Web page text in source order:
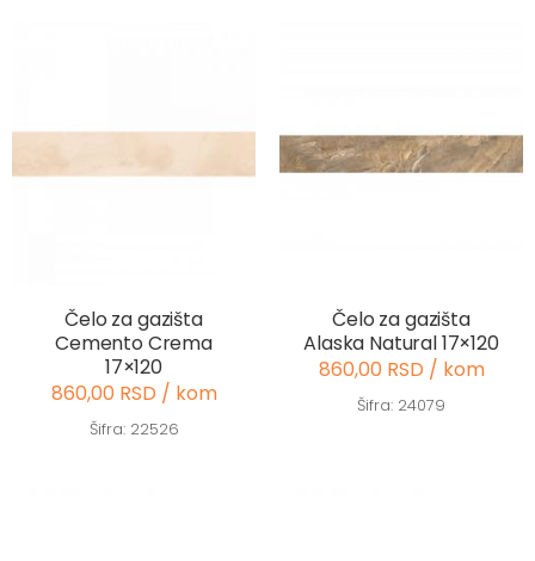
Čelo za gazišta
Cemento Crema
17×120
860,00 RSD / kom
Šifra: 22526
Čelo za gazišta
Alaska Natural 17×120
860,00 RSD / kom
Šifra: 24079